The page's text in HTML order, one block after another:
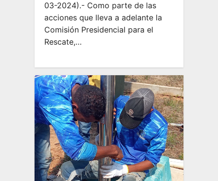
03-2024).- Como parte de las
acciones que lleva a adelante la
Comisión Presidencial para el
Rescate,…